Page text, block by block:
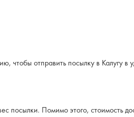
отправить посылку в Калугу
посылки. Помимо этого, стоимость